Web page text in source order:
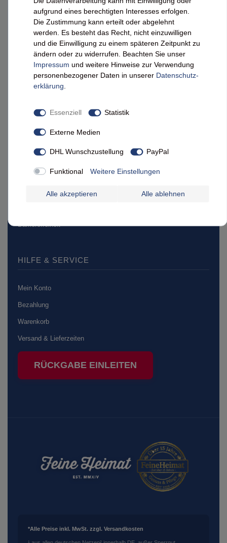
info@masecori.de
0172 / 9773311
Datenschutz
Impressum
Verpackungsentsorgung
Barrierefreiheit
HILFE & SERVICE
Mein Konto
Bezahlung
Warenkorb
Versand & Lieferzeiten
RÜCKGABE EINLEITEN
*Alle Preise inkl. MwSt. zzgl. Versandkosten
aufgrund eines berechtigten Interesses erfolgen.
Die Zustimmung kann erteilt oder abgelehnt
werden. Es besteht das Recht, nicht einzuwilligen
und die Einwilligung zu einem späteren Zeitpunkt zu
ändern oder zu widerrufen. Beachten Sie unser
Impressum und weitere Hinweise zur Verwendung
personenbezogener Daten in unserer Daten­schutz­
erklärung
Essenziell Statistik
Externe Medien
DHL Wunschzustellung PayPal
Funktional Weitere Einstellungen
Alle akzeptieren Alle ablehnen